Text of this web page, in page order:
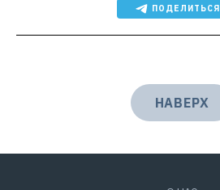
ПОДЕЛИТЬСЯ
НАВЕРХ